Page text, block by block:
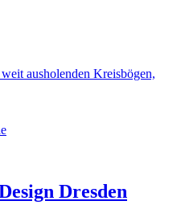
Dresden